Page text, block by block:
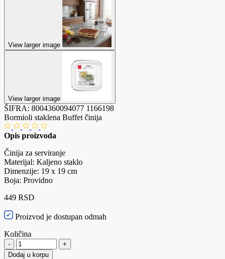
View larger image
View larger image
ŠIFRA: 8004360094077 1166198
Bormioli staklena Buffet činija
Opis proizvoda
Činija za serviranje
Materijal: Kaljeno staklo
Dimenzije: 19 x 19 cm
Boja: Providno
449 RSD
Proizvod je dostupan odmah
Količina
-
+
Dodaj u korpu